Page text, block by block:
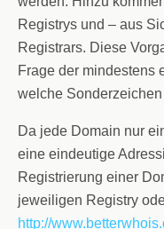
Registrys und – aus
Registrars. Diese
Frage der mindestens
welche
Da jede Domain nur
eine eindeutige
Registrierung einer
jeweiligen Registry
http://